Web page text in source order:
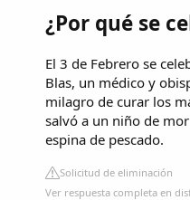
¿Por qué se
El 3 de Febrero se
Blas, un médico y
milagro de curar los
salvó a un niño de
espina de pescado.
Solicitud de eliminación
Ver respuesta completa en